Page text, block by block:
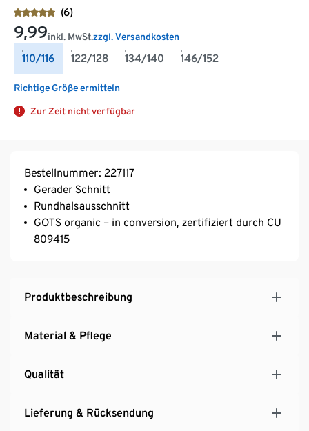
(6)
9,99inkl. MwSt.zzgl. Versandkosten
110/116 122/128 134/140 146/152
Richtige Größe ermitteln
Zur Zeit nicht verfügbar
Bestellnummer: 227117
Gerader Schnitt
Rundhalsausschnitt
GOTS organic – in conversion, zertifiziert durch CU
809415
Produktbeschreibung
Material & Pflege
Qualität
Lieferung & Rücksendung